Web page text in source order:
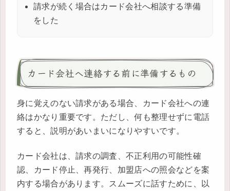
請求が続く場合はカード会社へ相談する準備
をした
カード会社へ連絡する前に準備するもの
身に覚えのない請求がある場合、カード会社への連
絡はかなり重要です。ただし、何も整理せずに電話
すると、説明があいまいになりやすいです。
カード会社は、請求の調査、不正利用の可能性確
認、カード停止、再発行、加盟店への照会などを案
内する場合があります。スムーズに話すために、以